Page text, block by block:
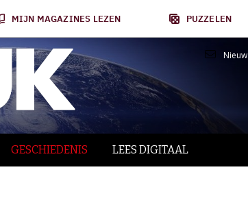
MIJN MAGAZINES LEZEN PUZZELEN
GESCHIEDENIS LEES DIGITAAL